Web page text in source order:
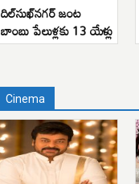
దిల్‌సుఖ్‌నగర్ జంట
బాంబు పేలుళ్లకు 13 యేళ్లు
Cinema